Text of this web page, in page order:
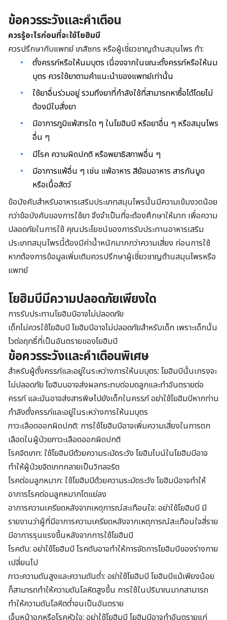
ข้อควรระวังและคำเตือน
ควรรู้อะไรก่อนที่จะใช้โยฮิมบี
ควรปรึกษากับแพทย์ เภสัชกร หรือผู้เชี่ยวชาญด้านสมุนไพร ถ้า:
ตั้งครรภ์หรือให้นมบุตร เนื่องจากในขณะตั้งครรภ์หรือให้นม
บุตร ควรใช้ยาตามคำแนะนำของแพทย์เท่านั้น
ใช้ยาอื่นร่วมอยู่ รวมถึงยาที่กำลังใช้ที่สามารถหาซื้อได้โดยไม่
ต้องมีใบสั่งยา
มีอาการภูมิแพ้สารใด ๆ ในโยฮิมบี หรือยาอื่น ๆ หรือสมุนไพร
อื่น ๆ
มีโรค ความผิดปกติ หรือพยาธิสภาพอื่น ๆ
มีอาการแพ้อื่น ๆ เช่น แพ้อาหาร สีย้อมอาหาร สารกันบูด
หรือเนื้อสัตว์
ข้อบังคับสำหรับอาหารเสริมประเภทสมุนไพรนั้นมีความเข้มงวดน้อย
กว่าข้อบังคับของการใช้ยา จึงจำเป็นที่จะต้องศึกษาให้มาก เพื่อความ
ปลอดภัยในการใช้ คุณประโยชน์ของการรับประทานอาหารเสริม
ประเภทสมุนไพรนี้ต้องมีค่าน้ำหนักมากกว่าความเสี่ยง ก่อนการใช้
หากต้องการข้อมูลเพิ่มเติมควรปรึกษาผู้เชี่ยวชาญด้านสมุนไพรหรือ
แพทย์
โยฮิมบีมีความปลอดภัยเพียงใด
การรับประทานโยฮิมบีอาจไม่ปลอดภัย
เด็กไม่ควรใช้โยฮิมบี โยฮิมบีอาจไม่ปลอดภัยสำหรับเด็ก เพราะเด็กนั้น
ไวต่อฤทธิ์ที่เป็นอันตรายของโยฮิมบี
ข้อควรระวังและคำเตือนพิเศษ
สำหรับผู้ตั้งครรภ์และอยู่ในระหว่างการให้นมบุตร: โยฮิมบีนั้นเกรงจะ
ไม่ปลอดภัย โยฮิมบอาจส่งผลกระทบต่อมดลูกและทำอันตรายต่อ
ครรภ์ และมันอาจส่งสารพิษไปยังเด็กในครรภ์ อย่าใช้โยฮิมบีหากท่าน
กำลังตั้งครรภ์และอยู่ในระหว่างการให้นมบุตร
ภาวะเลือดออกผิดปกติ: การใช้โยฮิมบีอาจเพิ่มความเสี่ยงในการตก
เลือดในผู้ป่วยภาวะเลือดออกผิดปกติ
โรคจิตเภท: ใช้โยฮิมบีด้วยความระมัดระวัง โยฮิมไบน์ในโยฮิมบีอาจ
ทำให้ผู้ป่วยจิตเภทกลายเป็นวิกลจริต
โรคต่อมลูกหมาก: ใช้โยฮิมบีด้วยความระมัดระวัง โยฮิมบีอาจทำให้
อาการโรคต่อมลูกหมากโตแย่ลง
อาการความเครียดหลังจากเหตุการณ์สะเทือนใจ: อย่าใช้โยฮิมบี มี
รายงานว่าผู้ที่มีอาการความเครียดหลังจากเหตุการณ์สะเทือนใจสี่ราย
มีอาการรุนแรงขึ้นหลังจากการใช้โยฮิมบี
โรคตับ: อย่าใช้โยฮิมบี โรคตับอาจทำให้การจัดการโยฮิมบีของร่างกาย
เปลี่ยนไป
ภาวะความดันสูงและความดันต่ำ: อย่าใช้โยฮิมบี โยฮิมบีแม้เพียงน้อย
ก็สามารถทำให้ความดันโลหิตสูงขึ้น การใช้ในปริมาณมากสามารถ
ทำให้ความดันโลหิตต่ำจนเป็นอันตราย
เจ็บหน้าอกหรือโรคหัวใจ: อย่าใช้โยฮิมบี โยฮิมบีอาจทำอันตรายแก่